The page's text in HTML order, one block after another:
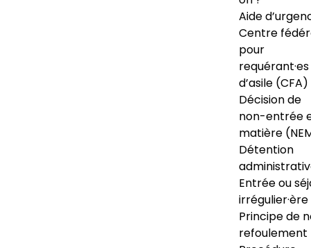
Aide
Centre
pour
requérant·es
d’asile (CFA)
Décision de
non-entrée
matière
Détention
Entrée ou
irrégulier·ère
Principe de
refoulement